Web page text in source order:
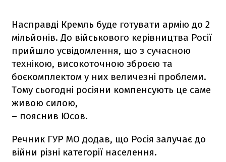
Насправді Кремль буде готувати армію до 2
мільйонів. До військового керівництва Росії
прийшло усвідомлення, що з сучасною
технікою, високоточною зброєю та
боєкомплектом у них величезні проблеми.
Тому сьогодні росіяни компенсують це саме
живою силою,
– пояснив Юсов.
Речник ГУР МО додав, що Росія залучає до
війни різні категорії населення.